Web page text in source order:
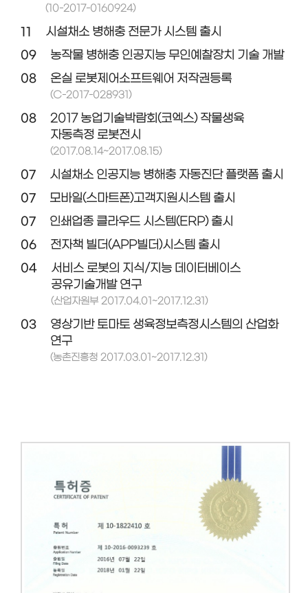
(10-2017-0160924)
11
시설채소 병해충 전문가 시스템 출시
09
농작물 병해충 인공지능 무인예찰장치 기술 개발
08
온실 로봇제어소프트웨어 저작권등록
(C-2017-028931)
08
2017 농업기술박람회(코엑스) 작물생육
자동측정 로봇전시
(2017.08.14~2017.08.15)
07
시설채소 인공지능 병해충 자동진단 플랫폼 출시
07
모바일(스마트폰)고객지원시스템 출시
07
인쇄업종 클라우드 시스템(ERP) 출시
06
전자책 빌더(APP빌더)시스템 출시
04
서비스 로봇의 지식/지능 데이터베이스
공유기술개발 연구
(산업자원부 2017.04.01~2017.12.31)
03
영상기반 토마토 생육정보측정시스템의 산업화
연구
(농촌진흥청 2017.03.01~2017.12.31)